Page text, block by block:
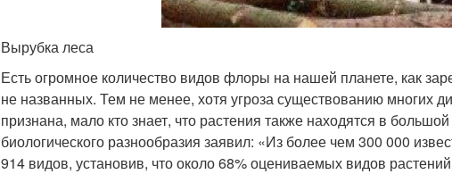
Вырубка леса
Есть огромное количество видов флоры на нашей планете, как
не названных. Тем не менее, хотя угроза существованию многих
признана, мало кто знает, что растения также находятся в
биологического разнообразия заявил: «Из более чем 300 000
914 видов, установив, что около 68% оцениваемых видов